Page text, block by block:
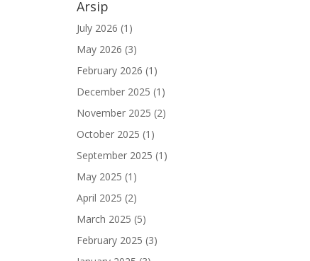
Arsip
July 2026 (1)
May 2026 (3)
February 2026 (1)
December 2025 (1)
November 2025 (2)
October 2025 (1)
September 2025 (1)
May 2025 (1)
April 2025 (2)
March 2025 (5)
February 2025 (3)